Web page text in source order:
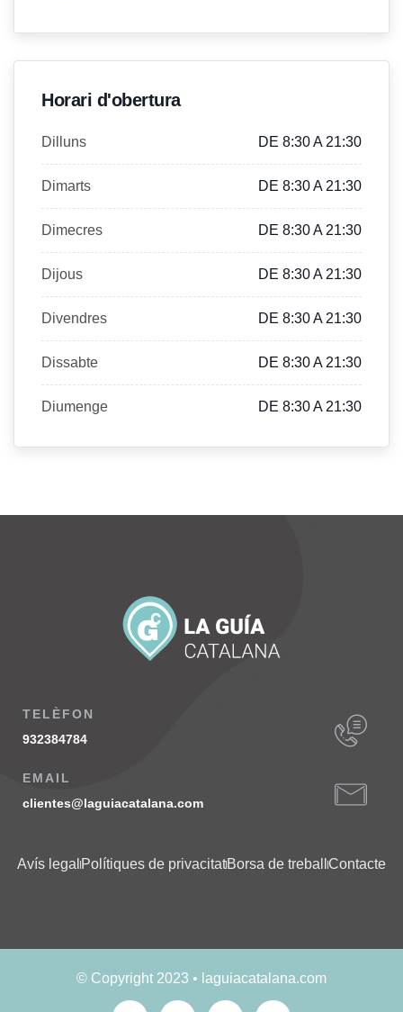
Horari d'obertura
Dilluns DE 8:30 A 21:30
Dimarts DE 8:30 A 21:30
Dimecres DE 8:30 A 21:30
Dijous DE 8:30 A 21:30
Divendres DE 8:30 A 21:30
Dissabte DE 8:30 A 21:30
Diumenge DE 8:30 A 21:30
TELÈFON
932384784
EMAIL
clientes@laguiacatalana.com
Avís legal Polítiques de privacitatBorsa de treball Contacte
© Copyright 2023 • laguiacatalana.com